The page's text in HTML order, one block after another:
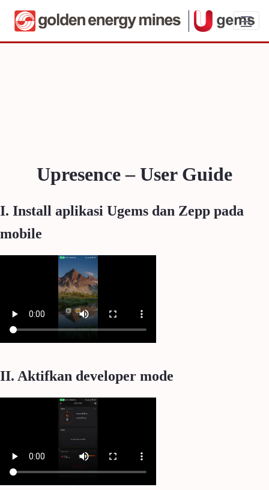
Upresence - User Guide
Upresence – User Guide
I. Install aplikasi Ugems dan Zepp pada
mobile
II. Aktifkan developer mode